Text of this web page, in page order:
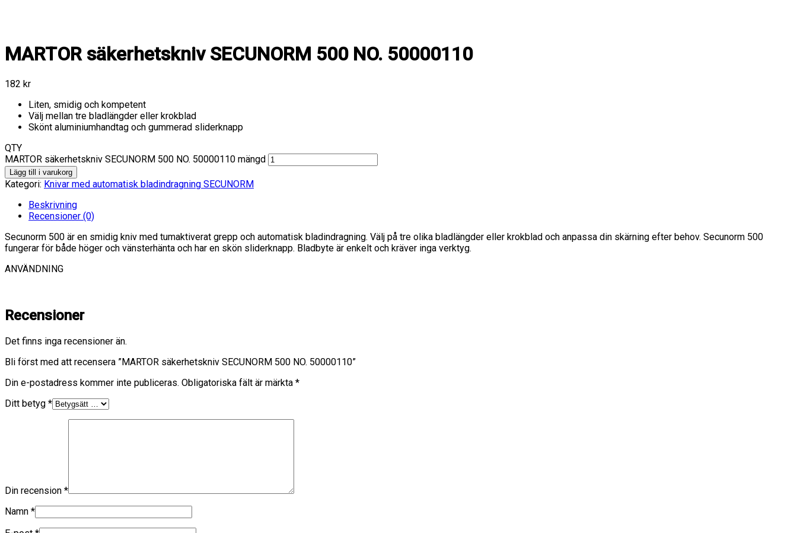
MARTOR säkerhetskniv SECUNORM 500 NO. 50000110
182 kr
Liten, smidig och kompetent
Välj mellan tre bladlängder eller krokblad
Skönt aluminiumhandtag och gummerad sliderknapp
QTY
MARTOR säkerhetskniv SECUNORM 500 NO. 50000110 mängd
Lägg till i varukorg
Kategori: Knivar med automatisk bladindragning SECUNORM
Beskrivning
Recensioner (0)
Secunorm 500 är en smidig kniv med tumaktiverat grepp och automatisk bladindragning. Välj på tre olika bladlängder eller krokblad och anpassa din skärning efter behov. Secunorm 500
fungerar för både höger och vänsterhänta och har en skön sliderknapp. Bladbyte är enkelt och kräver inga verktyg.
ANVÄNDNING
Recensioner
Det finns inga recensioner än.
Bli först med att recensera ”MARTOR säkerhetskniv SECUNORM 500 NO. 50000110”
Din e-postadress kommer inte publiceras. Obligatoriska fält är märkta *
Ditt betyg *
Din recension *
Namn *